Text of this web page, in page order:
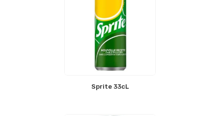
Sprite 33cL